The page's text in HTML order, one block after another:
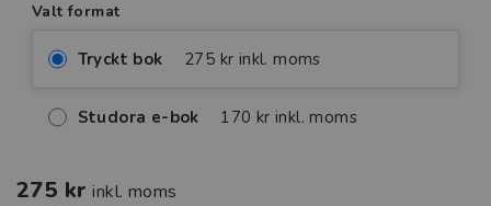
Valt format
Tryckt bok 275 kr inkl. moms
Studora e-bok 170 kr inkl. moms
275 kr inkl. moms